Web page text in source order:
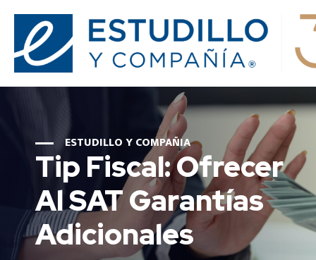
ESTUDILLO Y COMPAÑIA
Tip Fiscal: Ofrecer
Al SAT Garantías
Adicionales